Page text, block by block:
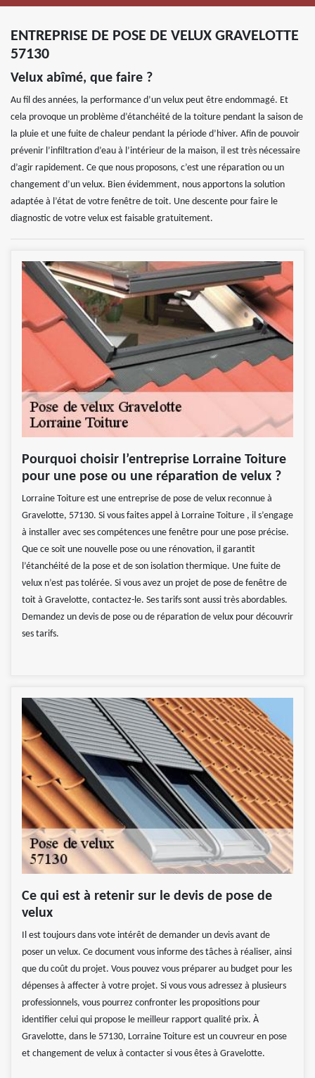
ENTREPRISE DE POSE DE VELUX GRAVELOTTE
57130
Velux abîmé, que faire ?
Au fil des années, la performance d’un velux peut être endommagé. Et
cela provoque un problème d’étanchéité de la toiture pendant la saison de
la pluie et une fuite de chaleur pendant la période d’hiver. Afin de pouvoir
prévenir l’infiltration d’eau à l’intérieur de la maison, il est très nécessaire
d’agir rapidement. Ce que nous proposons, c’est une réparation ou un
changement d’un velux. Bien évidemment, nous apportons la solution
adaptée à l’état de votre fenêtre de toit. Une descente pour faire le
diagnostic de votre velux est faisable gratuitement.
Pourquoi choisir l’entreprise Lorraine Toiture
pour une pose ou une réparation de velux ?
Lorraine Toiture est une entreprise de pose de velux reconnue à
Gravelotte, 57130. Si vous faites appel à Lorraine Toiture , il s’engage
à installer avec ses compétences une fenêtre pour une pose précise.
Que ce soit une nouvelle pose ou une rénovation, il garantit
l’étanchéité de la pose et de son isolation thermique. Une fuite de
velux n’est pas tolérée. Si vous avez un projet de pose de fenêtre de
toit à Gravelotte, contactez-le. Ses tarifs sont aussi très abordables.
Demandez un devis de pose ou de réparation de velux pour découvrir
ses tarifs.
Ce qui est à retenir sur le devis de pose de
velux
Il est toujours dans vote intérêt de demander un devis avant de
poser un velux. Ce document vous informe des tâches à réaliser, ainsi
que du coût du projet. Vous pouvez vous préparer au budget pour les
dépenses à affecter à votre projet. Si vous vous adressez à plusieurs
professionnels, vous pourrez confronter les propositions pour
identifier celui qui propose le meilleur rapport qualité prix. À
Gravelotte, dans le 57130, Lorraine Toiture est un couvreur en pose
et changement de velux à contacter si vous êtes à Gravelotte.